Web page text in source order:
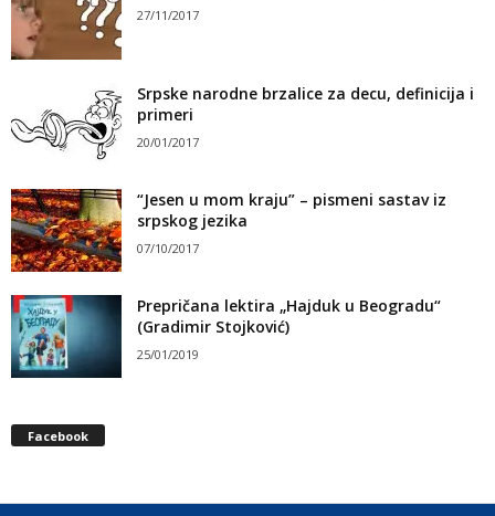
27/11/2017
Srpske narodne brzalice za decu, definicija i
primeri
20/01/2017
“Jesen u mom kraju” – pismeni sastav iz
srpskog jezika
07/10/2017
Prepričana lektira „Hajduk u Beogradu“
(Gradimir Stojković)
25/01/2019
Facebook